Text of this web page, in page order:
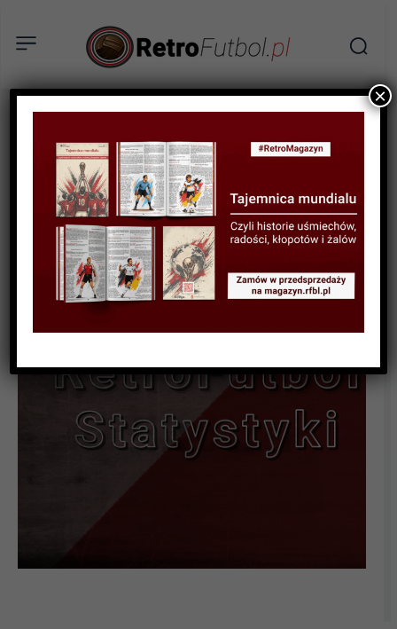
STATYSTYKI FUTBOLOWE
STATYSTYKI PIŁKARZY
STATYSTYKI PUCHAROWE
Polscy piłkarze w EP w
klubach zagranicznych #6
×